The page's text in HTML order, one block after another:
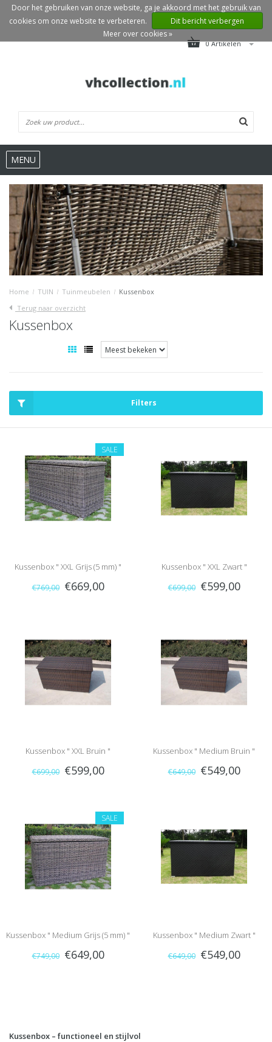
0 Artikelen
MENU
Home / TUIN / Tuinmeubelen / Kussenbox
Terug naar overzicht
Kussenbox
Filters
SALE
Kussenbox " XXL Grijs (5 mm) "
€769,00 €669,00
Kussenbox " XXL Zwart "
€699,00 €599,00
Kussenbox " XXL Bruin "
€699,00 €599,00
Kussenbox " Medium Bruin "
€649,00 €549,00
SALE
Kussenbox " Medium Grijs (5 mm) "
€749,00 €649,00
Kussenbox " Medium Zwart "
€649,00 €549,00
Kussenbox – functioneel en stijlvol
Door het gebruiken van onze website, ga je akkoord met het gebruik van
cookies om onze website te verbeteren.
Dit bericht verbergen
Meer over cookies »